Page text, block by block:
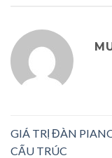
GIÁ TRỊ ĐÀN
CẤU TRÚC